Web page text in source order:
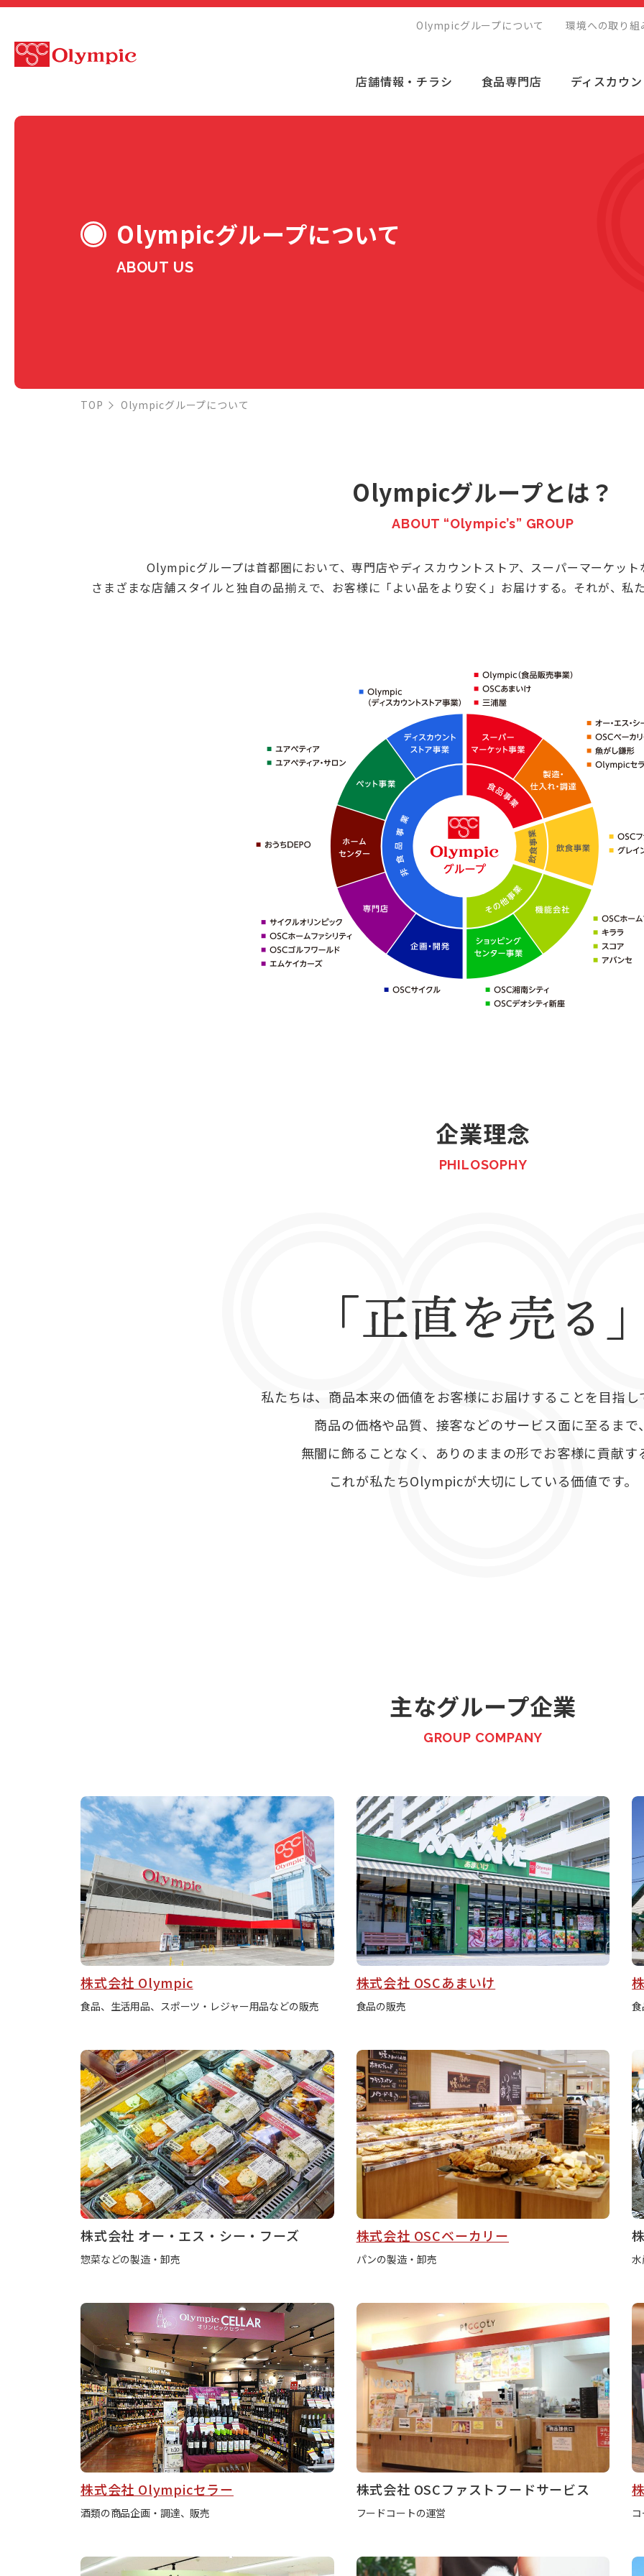
Olympicグループについて 環境への取り組
店舗情報・チラシ 食品専門店 ディスカウ
Olympicグループについて
ABOUT US
TOP Olympicグループについて
Olympicグループとは？
ABOUT “Olympic’s” GROUP
Olympicグループは首都圏において、専門店やディスカウントストア、スーパーマーケット
さまざまな店舗スタイルと独自の品揃えで、お客様に「よい品をより安く」お届けする。それが、私
企業理念
PHILOSOPHY
私たちは、 商品本来の価値をお客様にお届けすることを目指し
商品の価格や品質、 接客などのサービス面に至るまで、
無闇に飾ることなく、 ありのままの形でお客様に貢献す
これが私たちOlympicが大切にしている価値です。
主なグループ企業
GROUP COMPANY
株式会社 Olympic
食品、生活用品、スポーツ・レジャー用品などの販売
株式会社 OSCあまいけ
食品の販売
株式会社 オー・エス・シー・フーズ
惣菜などの製造・卸売
株式会社 OSCベーカリー
パンの製造・卸売
株式会社 Olympicセラー
酒類の商品企画・調達、販売
株式会社 OSCファストフードサービス
フードコートの運営